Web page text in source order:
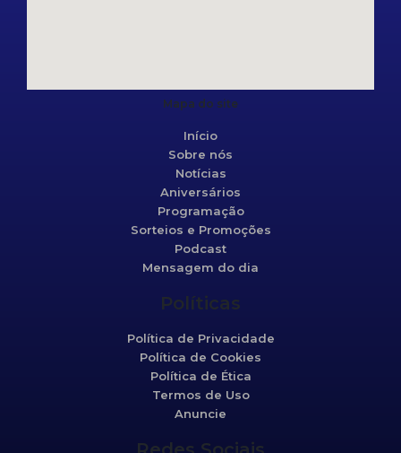
Mapa do site
Início
Sobre nós
Notícias
Aniversários
Programação
Sorteios e Promoções
Podcast
Mensagem do dia
Políticas
Política de Privacidade
Política de Cookies
Política de Ética
Termos de Uso
Anuncie